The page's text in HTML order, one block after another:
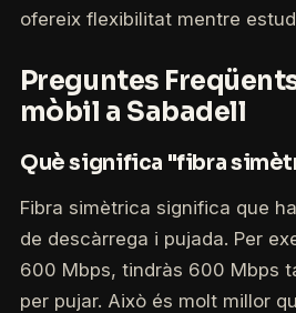
ofereix flexibilitat mentre
Preguntes
mòbil a Sabadell
Què significa "fibra
Fibra simètrica significa que
de descàrrega i pujada. Per
600 Mbps, tindràs 600 Mbps
per pujar. Això és molt millor